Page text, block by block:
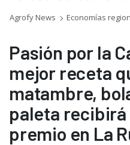
Agrofy News Economías
Pasión por la
mejor receta
matambre,
paleta
premio en La